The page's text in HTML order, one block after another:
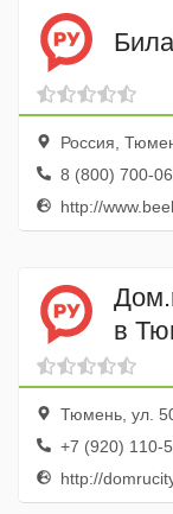
Россия,
8 (800) 700-
http://
в
Тюмень, ул.
+7 (920) 110-
http://